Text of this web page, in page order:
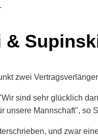
&
zwei
sind sehr glücklich
unsere Mannschaft", so
und zwar